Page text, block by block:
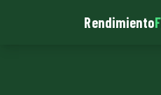
Rendimiento